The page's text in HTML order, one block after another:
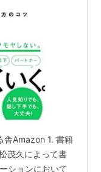
舎Amazon 1. 書籍
茂久によって書
ションにおいて